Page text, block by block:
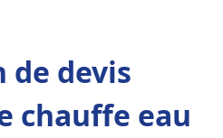
de devis
chauffe eau